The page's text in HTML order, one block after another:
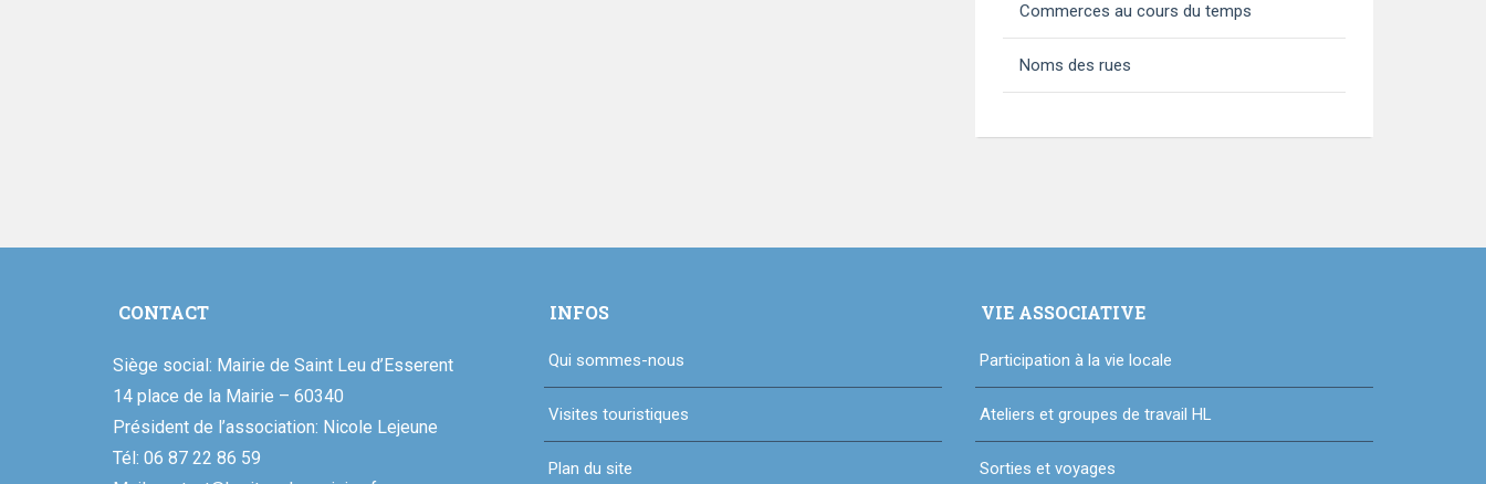
Commerces au cours du temps
Noms des rues
CONTACT
Siège social: Mairie de Saint Leu d’Esserent
14 place de la Mairie – 60340
Président de l’association: Nicole Lejeune
Tél: 06 87 22 86 59
INFOS
Qui sommes-nous
Visites touristiques
Plan du site
VIE ASSOCIATIVE
Participation à la vie locale
Ateliers et groupes de travail HL
Sorties et voyages